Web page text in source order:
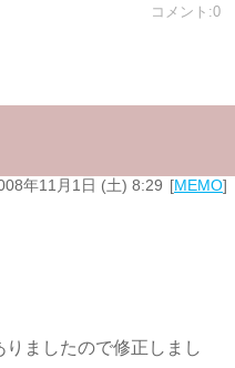
コメント:0
年11月1日 (土) 8:29 MEMO
ましたので修正しまし